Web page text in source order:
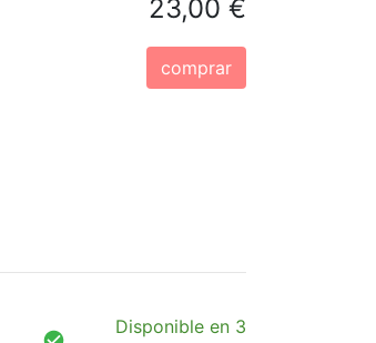
23,00 €
comprar
Disponible en 3